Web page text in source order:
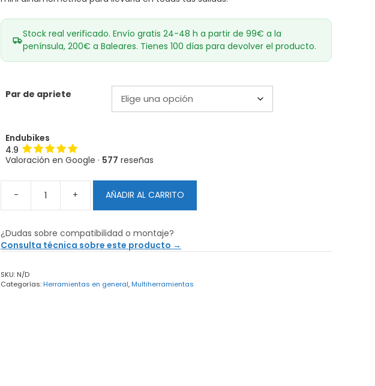
Stock real verificado. Envío gratis 24-48 h a partir de 99€ a la
península, 200€ a Baleares. Tienes 100 días para devolver el producto.
Par de apriete
Endubikes
4.9
Valoración en Google · 577 reseñas
-
Dinamométrica
Nano
TorqBox
+ AÑADIR AL CARRITO
¿Dudas sobre compatibilidad o montaje?
Consulta técnica sobre este producto →
SKU: N/D
Categorías:Herramientas en general,Multiherramientas